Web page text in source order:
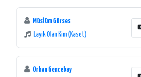
Müslüm Gürses
Layık Olan Kim (Kaset)
Orhan Gencebay